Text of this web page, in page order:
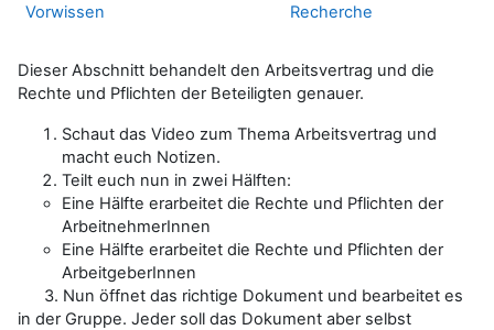
Vorwissen
Recherche
Dieser Abschnitt behandelt den Arbeitsvertrag und die
Rechte und Pflichten der Beteiligten genauer.
Schaut das Video zum Thema Arbeitsvertrag und
macht euch Notizen.
Teilt euch nun in zwei Hälften:
Eine Hälfte erarbeitet die Rechte und Pflichten der
ArbeitnehmerInnen
Eine Hälfte erarbeitet die Rechte und Pflichten der
ArbeitgeberInnen
3. Nun öffnet das richtige Dokument und bearbeitet es
in der Gruppe. Jeder soll das Dokument aber selbst